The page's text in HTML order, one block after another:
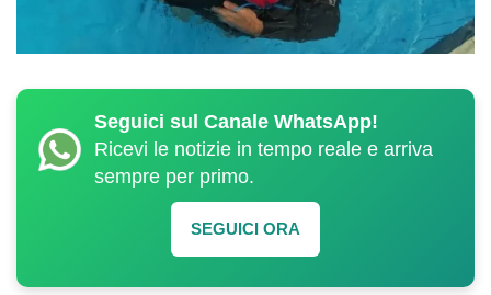
Seguici sul Canale WhatsApp!
Ricevi le notizie in tempo reale e arriva
sempre per primo.
SEGUICI ORA